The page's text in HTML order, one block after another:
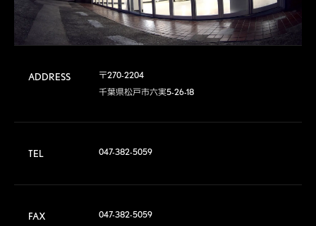
ADDRESS
〒270-2204
千葉県松戸市六実5-26-18
TEL 047-382-5059
FAX 047-382-5059